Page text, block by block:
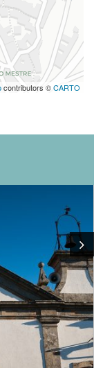
contributors ©CARTO